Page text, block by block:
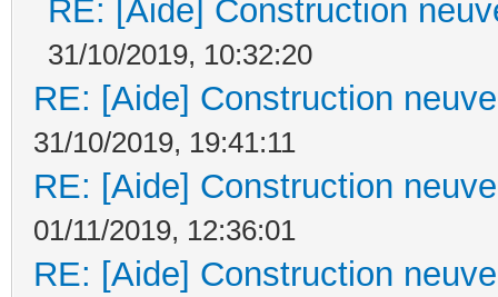
RE: [Aide] Construction
31/10/2019, 10:32:20
RE: [Aide] Construction
31/10/2019, 19:41:11
RE: [Aide] Construction
01/11/2019, 12:36:01
RE: [Aide] Construction